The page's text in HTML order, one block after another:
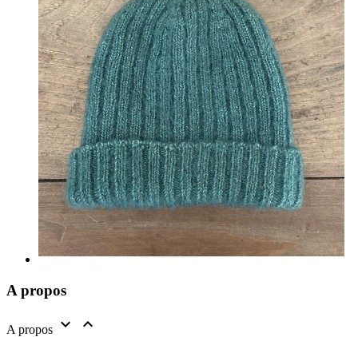
A propos
A propos  